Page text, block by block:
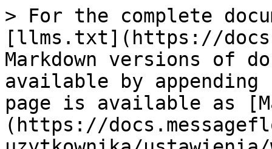
> For the complete
[llms.txt](https://
Markdown versions of
available by
page is available as
(https://